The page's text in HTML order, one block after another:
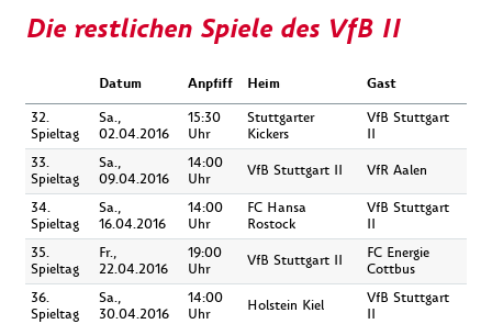
Die restlichen Spiele des VfB II
Datum Anpfiff Heim Gast
32.
Spieltag
Sa.,
02.04.2016
15:30
Uhr
Stuttgarter
Kickers
VfB Stuttgart
II
33.
Spieltag
Sa.,
09.04.2016
14:00
Uhr
VfB Stuttgart II VfR Aalen
34.
Spieltag
Sa.,
16.04.2016
14:00
Uhr
FC Hansa
Rostock
VfB Stuttgart
II
35.
Spieltag
Fr.,
22.04.2016
19:00
Uhr
VfB Stuttgart II
FC Energie
Cottbus
36.
Spieltag
Sa.,
30.04.2016
14:00
Uhr
Holstein Kiel
VfB Stuttgart
II